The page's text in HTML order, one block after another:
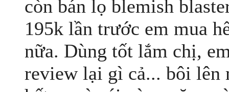
còn bán lọ blemish
195k lần trước em mua
nữa. Dùng tốt lắm chị,
review lại gì cả... bôi lên